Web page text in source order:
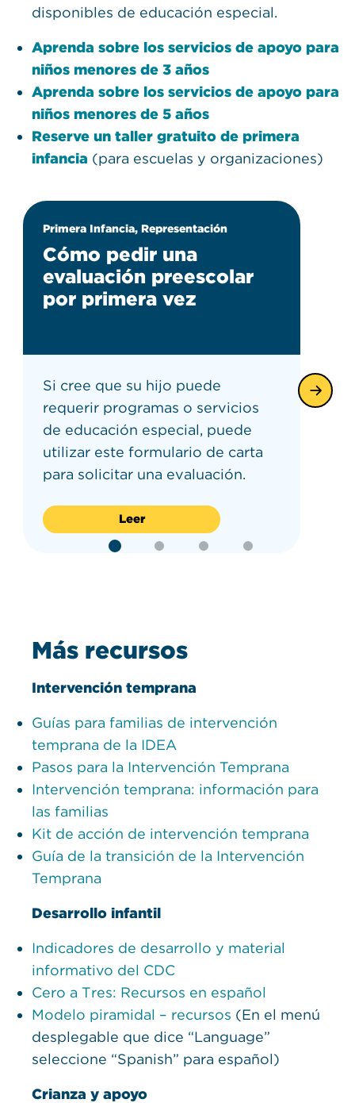
disponibles de educación especial.
Aprenda sobre los servicios de apoyo para
niños menores de 3 años
Aprenda sobre los servicios de apoyo para
niños menores de 5 años
Reserve un taller gratuito de primera
infancia (para escuelas y organizaciones)
Primera Infancia, Representación
Cómo pedir una
evaluación preescolar
por primera vez
Si cree que su hijo puede
requerir programas o servicios
de educación especial, puede
utilizar este formulario de carta
para solicitar una evaluación.
Leer
Más recursos
Intervención temprana
Guías para familias de intervención
temprana de la IDEA
Pasos para la Intervención Temprana
Intervención temprana: información para
las familias
Kit de acción de intervención temprana
Guía de la transición de la Intervención
Temprana
Desarrollo infantil
Indicadores de desarrollo y material
informativo del CDC
Cero a Tres: Recursos en español
Modelo piramidal – recursos (En el menú
desplegable que dice “Language”
seleccione “Spanish” para español)
Crianza y apoyo